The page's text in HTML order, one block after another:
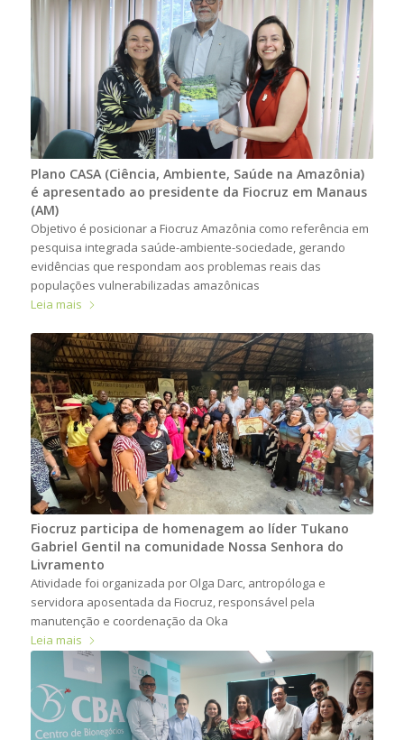
Plano CASA (Ciência, Ambiente, Saúde na Amazônia)
é apresentado ao presidente da Fiocruz em Manaus
(AM)
Objetivo é posicionar a Fiocruz Amazônia como referência em
pesquisa integrada saúde-ambiente-sociedade, gerando
evidências que respondam aos problemas reais das
populações vulnerabilizadas amazônicas
Leia mais
Fiocruz participa de homenagem ao líder Tukano
Gabriel Gentil na comunidade Nossa Senhora do
Livramento
Atividade foi organizada por Olga Darc, antropóloga e
servidora aposentada da Fiocruz, responsável pela
manutenção e coordenação da Oka
Leia mais